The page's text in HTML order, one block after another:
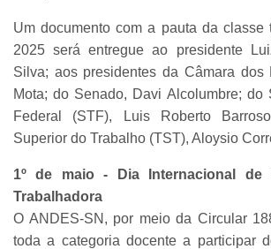
Um documento com a pauta da classe
2025 será entregue ao presidente
Silva; aos presidentes da Câmara dos
Mota; do Senado, Davi Alcolumbre; do
Federal (STF), Luis Roberto
Superior do Trabalho (TST), Aloysio
1º de maio - Dia Internacional de
Trabalhadora
O ANDES-SN, por meio da Circular
toda a categoria docente a participar